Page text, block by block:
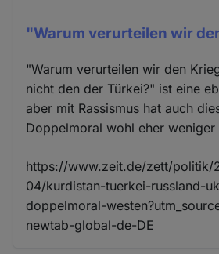
"Warum verurteilen wir
"Warum verurteilen wir den
nicht den der Türkei?" ist eine
aber mit Rassismus hat auch
Doppelmoral wohl eher weniger
https://www.zeit.de/zett/politik/
04/kurdistan-tuerkei-russland-
doppelmoral-
newtab-global-de-DE